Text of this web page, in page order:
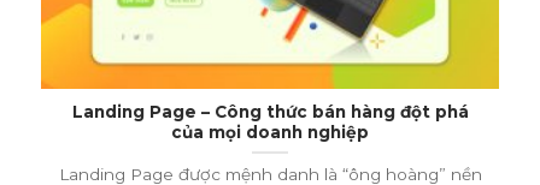
Landing Page – Công thức bán hàng đột phá
của mọi doanh nghiệp
Landing Page được mệnh danh là “ông hoàng” nền